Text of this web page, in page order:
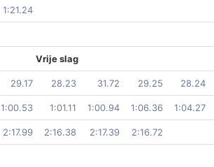
1:21.24
Vrije slag
29.17 28.23 31.72 29.25 28.24
1:00.53 1:01.11 1:00.94 1:06.36 1:04.27
2:17.99 2:16.38 2:17.39 2:16.72